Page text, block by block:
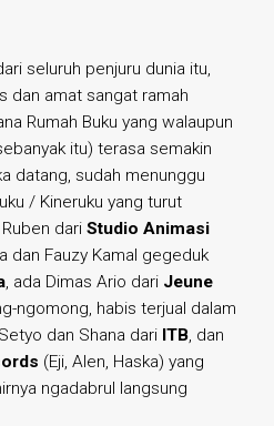
seluruh penjuru dunia itu,
dan amat sangat ramah
Rumah Buku yang walaupun
itu) terasa semakin
datang, sudah menunggu
/ Kineruku yang turut
dari Studio Animasi
dan Fauzy Kamal gegeduk
, ada Dimas Ario dari Jeune
ngomong, habis terjual dalam
dan Shana dari ITB, dan
(Eji, Alen, Haska) yang
ngadabrul langsung